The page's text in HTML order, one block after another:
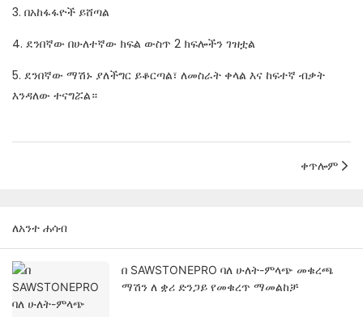
3. በአከፋፋዮች ይሸጣል
4. ደንበኛው በሁለተኛው ክፍል ውስጥ 2 ክፍሎችን ገዝቷል
5. ደንበኛው ማሽኑ ያለችግር ይቆርጣል፣ ለመስራት ቀላል እና ከፍተኛ ብቃት
እንዳለው ተናግሯል።
ቀጥሎም
ለአንተ ሐሳብ
በ SAWSTONEPRO ባለ ሁለት-ምላጭ መቁረጫ
ማሽን ለ ቋሪ ድንጋይ የመቁረጥ ማመልከቻ